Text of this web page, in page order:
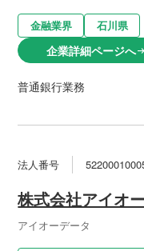
金融業界 石川県
企業詳細ページへarrow_right_alt
普通銀行業務
法人番号
株式会社アイオ
アイオーデータ